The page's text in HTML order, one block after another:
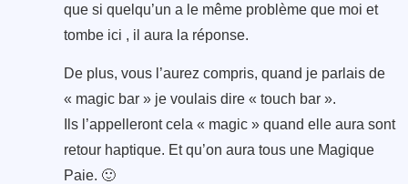
que si quelqu’un a le même problème que moi et
tombe ici , il aura la réponse.
De plus, vous l’aurez compris, quand je parlais de
« magic bar » je voulais dire « touch bar ».
Ils l’appelleront cela « magic » quand elle aura sont
retour haptique. Et qu’on aura tous une Magique
Paie. 🙂